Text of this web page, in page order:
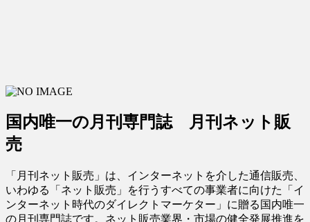
国内唯一の月刊専門誌 月刊ネット販
売
「月刊ネット販売」は、インターネットを介した通信販売、
いわゆる「ネット販売」を行うすべての事業者に向けた「イ
ンターネット時代のダイレクトマーケター」に贈る国内唯一
の月刊専門誌です。ネット販売業界・市場の健全発展推進を